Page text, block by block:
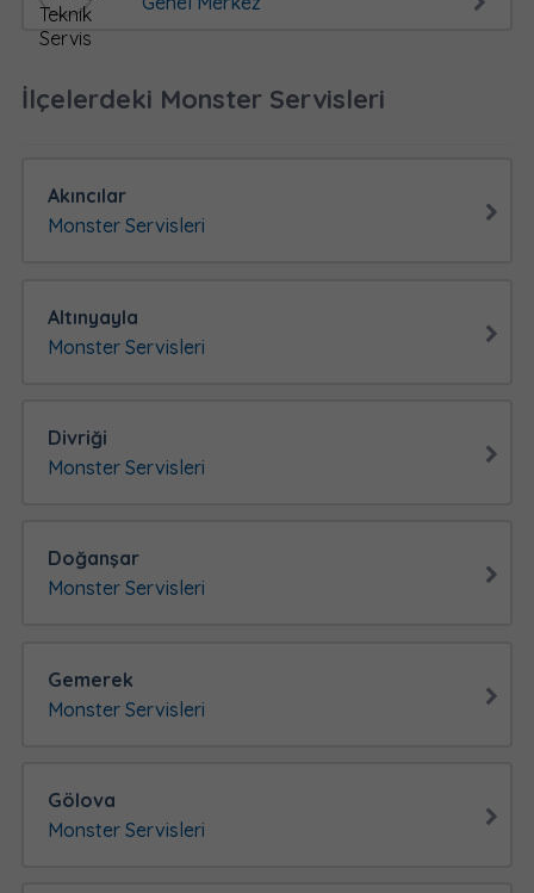
İlçelerdeki Monster Servisleri
Akıncılar
Monster Servisleri
Altınyayla
Monster Servisleri
Divriği
Monster Servisleri
Doğanşar
Monster Servisleri
Gemerek
Monster Servisleri
Gölova
Monster Servisleri